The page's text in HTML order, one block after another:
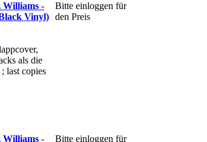
-
Vinyl)
als die
last copies
Bitte einloggen für
den Preis
-
Bitte einloggen für